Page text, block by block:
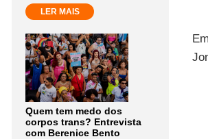
LER MAIS
Quem tem medo dos
corpos trans? Entrevista
com Berenice Bento